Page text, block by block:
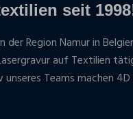
seit
Region Namur in
auf Textilien
Teams machen